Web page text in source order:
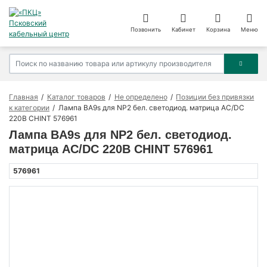
Позвонить Кабинет Корзина Меню
Главная Каталог товаров Не определено
Позиции без привязки
к категории
Лампа BA9s для NP2 бел. светодиод. матрица AC/DC
220В CHINT 576961
Лампа BA9s для NP2 бел. светодиод.
матрица AC/DC 220В CHINT 576961
576961